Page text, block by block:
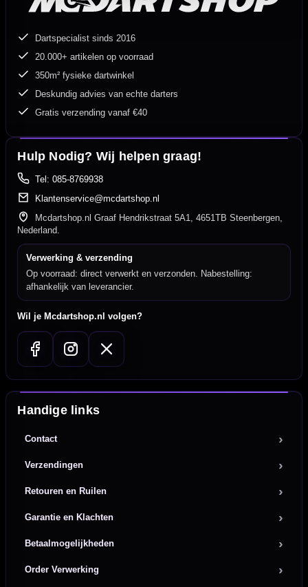
Dartspecialist sinds 2016
20.000+ artikelen op voorraad
350m² fysieke dartwinkel
Deskundig advies van echte darters
Gratis verzending vanaf €40
Hulp Nodig? Wij helpen graag!
Tel: 085-8769938
Klantenservice@mcdartshop.nl
Mcdartshop.nl Graaf Hendrikstraat 5A1, 4651TB Steenbergen,
Nederland.
Verwerking & verzending
Op voorraad: direct verwerkt en verzonden. Nabestelling:
afhankelijk van leverancier.
Wil je Mcdartshop.nl volgen?
Handige links
Contact
Verzendingen
Retouren en Ruilen
Garantie en Klachten
Betaalmogelijkheden
Order Verwerking